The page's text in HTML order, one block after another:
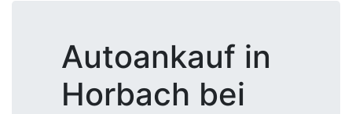
Autoankauf in
Horbach bei